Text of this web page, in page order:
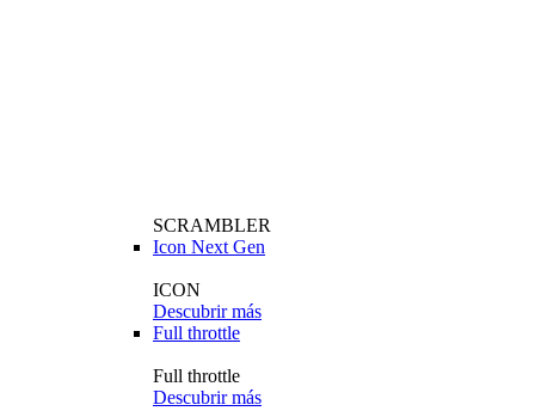
SCRAMBLER
Icon Next Gen
ICON
Descubrir más
Full throttle
Full throttle
Descubrir más